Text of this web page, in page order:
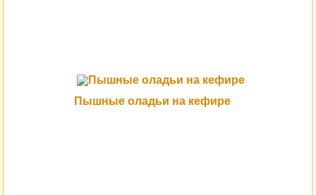
Пышные оладьи на кефире